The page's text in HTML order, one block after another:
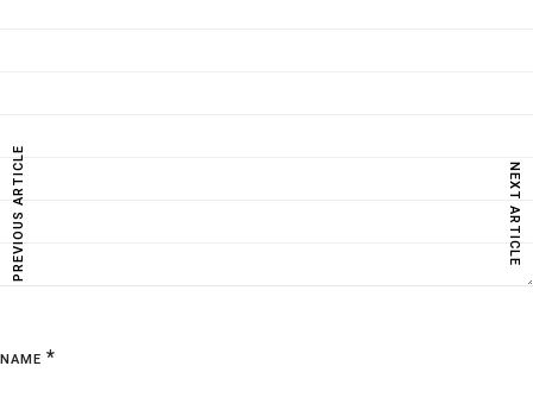
NAME *
PREVIOUS ARTICLE NEXT ARTICLE